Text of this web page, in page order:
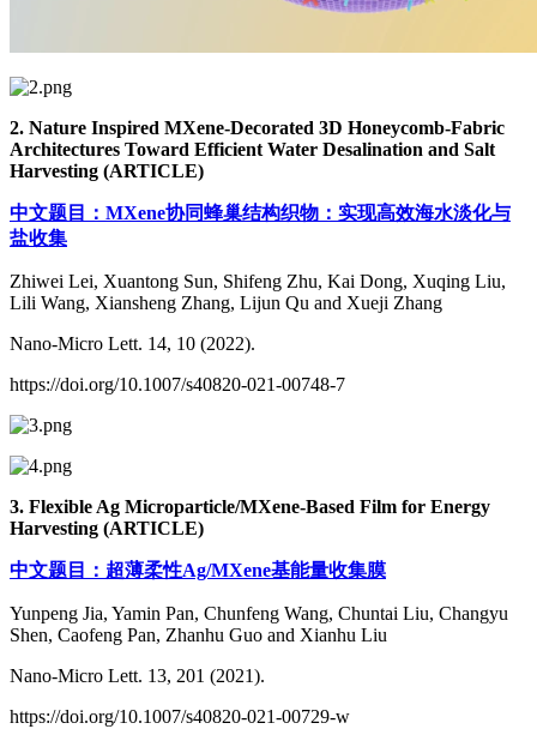
2. Nature Inspired MXene-Decorated 3D Honeycomb-Fabric
Architectures Toward Efficient Water Desalination and Salt
Harvesting (ARTICLE)
中文题目：MXene协同蜂巢结构织物：实现高效海水淡化与
盐收集
Zhiwei Lei, Xuantong Sun, Shifeng Zhu, Kai Dong, Xuqing Liu,
Lili Wang, Xiansheng Zhang, Lijun Qu and Xueji Zhang
Nano-Micro Lett. 14, 10 (2022).
https://doi.org/10.1007/s40820-021-00748-7
3. Flexible Ag Microparticle/MXene-Based Film for Energy
Harvesting (ARTICLE)
中文题目：超薄柔性Ag/MXene基能量收集膜
Yunpeng Jia, Yamin Pan, Chunfeng Wang, Chuntai Liu, Changyu
Shen, Caofeng Pan, Zhanhu Guo and Xianhu Liu
Nano-Micro Lett. 13, 201 (2021).
https://doi.org/10.1007/s40820-021-00729-w